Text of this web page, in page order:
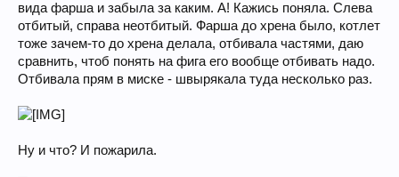
вида фарша и забыла за каким. А! Кажись поняла. Слева
отбитый, справа неотбитый. Фарша до хрена было, котлет
тоже зачем-то до хрена делала, отбивала частями, даю
сравнить, чтоб понять на фига его вообще отбивать надо.
Отбивала прям в миске - швырякала туда несколько раз.
Ну и что? И пожарила.